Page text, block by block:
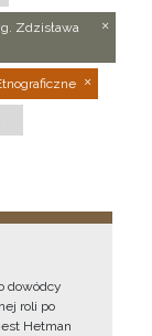
Zdzisława
dowódcy
roli po
Hetman